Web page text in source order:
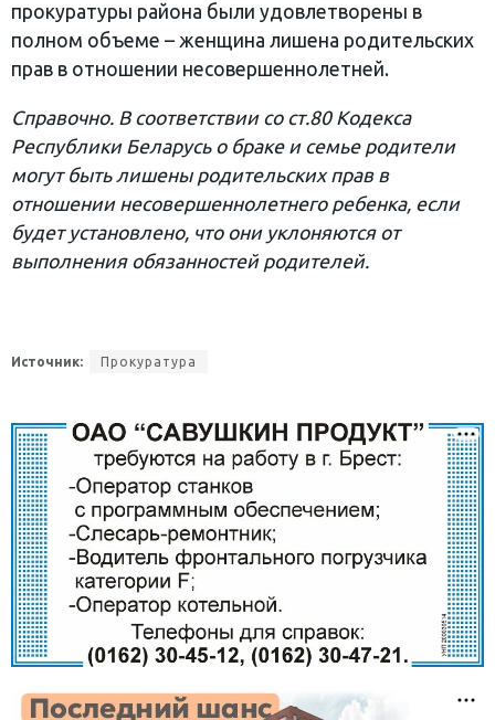
прокуратуры района были удовлетворены в
полном объеме – женщина лишена родительских
прав в отношении несовершеннолетней.
Справочно. В соответствии со ст.80 Кодекса
Республики Беларусь о браке и семье родители
могут быть лишены родительских прав в
отношении несовершеннолетнего ребенка, если
будет установлено, что они уклоняются от
выполнения обязанностей родителей.
Источник: Прокуратура